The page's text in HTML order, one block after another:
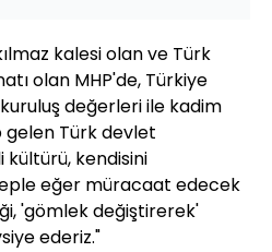
kalesi olan ve Türk
olan MHP'de, Türkiye
değerleri ile kadim
gelen Türk devlet
kendisini
eğer müracaat edecek
'gömlek değiştirerek'
ederiz."